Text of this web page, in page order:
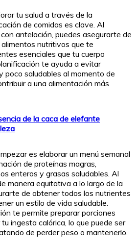
tu salud a través de la
de comidas es clave. Al
antelación, puedes asegurarte de
nutritivos que te
esenciales que tu cuerpo
te ayuda a evitar
poco saludables al momento de
a una alimentación más
de la caca de elefante
es elaborar un menú semanal
de proteínas magras,
enteros y grasas saludables. Al
manera equitativa a lo largo de la
de obtener todos los nutrientes
un estilo de vida saludable.
te permite preparar porciones
ingesta calórica, lo que puede ser
de perder peso o mantenerlo.